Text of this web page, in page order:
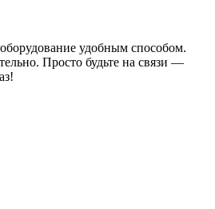
удобным способом.
Просто будьте на связи —